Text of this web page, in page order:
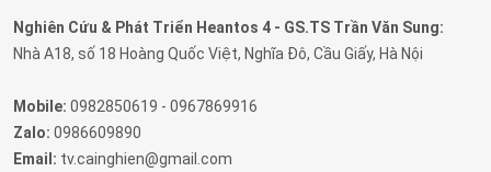
Nghiên Cứu & Phát Triển Heantos 4 - GS.TS Trần Văn Sung:
Nhà A18, số 18 Hoàng Quốc Việt, Nghĩa Đô, Cầu Giấy, Hà Nội
Mobile: 0982850619 - 0967869916
Zalo: 0986609890
Email: tv.cainghien@gmail.com